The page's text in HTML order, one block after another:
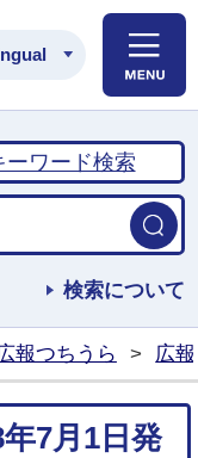
市公式ホームペ
ーワード検索
検索について
報つちうら > 広
7月1日発